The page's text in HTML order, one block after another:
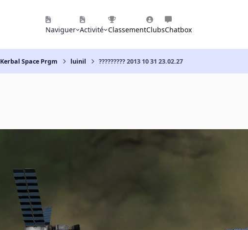
Naviguer Activité ClassementClubsChatbox
Kerbal Space Prgm luinil ????????? 2013 10 31 23.02.27